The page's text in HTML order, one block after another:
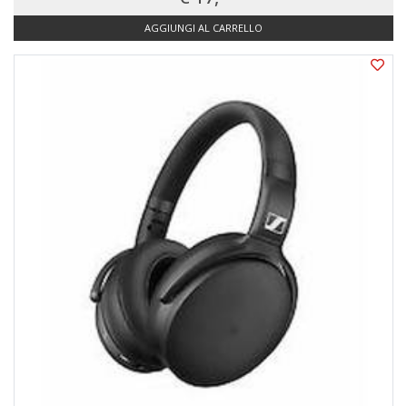
AGGIUNGI AL CARRELLO